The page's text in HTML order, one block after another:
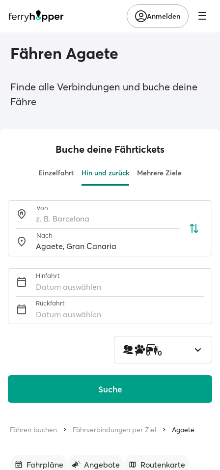
Anmelden
Fähren Agaete
Finde alle Verbindungen und buche deine
Fähre
Buche deine Fährtickets
Einzelfahrt Hin und zurück Mehrere Ziele
Von
Nach
Hinfahrt
Datum auswählen
Rückfahrt
Datum auswählen
1 0 0
Suche
Fähren buchen Fährverbindungen per Ziel Agaete
Fahrpläne Angebote Routenkarte